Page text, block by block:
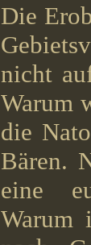
Die
nicht
Warum
die
Bären.
eine
Warum